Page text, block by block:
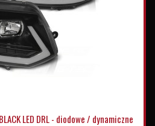
LED DRL - diodowe / dynamiczne